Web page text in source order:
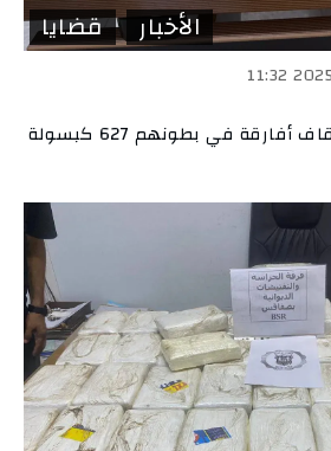
الأخبار قضايا
مطار تونس قرطاج/ إيقاف أفارقة في بطونهم 627 كبسولة